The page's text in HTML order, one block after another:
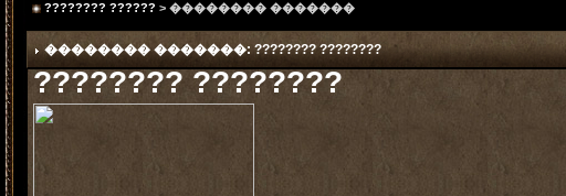
???????? ?????? > �������� �������
�������� �������: ???????? ????????
???????? ????????